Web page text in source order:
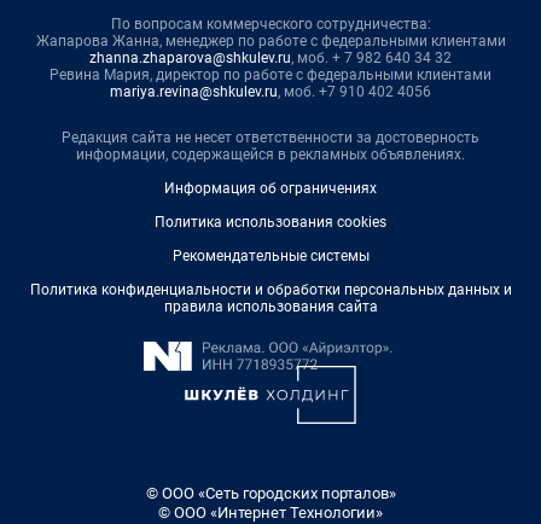
По вопросам коммерческого сотрудничества:
Жапарова Жанна, менеджер по работе с федеральными клиентами
zhanna.zhaparova@shkulev.ru, моб. + 7 982 640 34 32
Ревина Мария, директор по работе с федеральными клиентами
mariya.revina@shkulev.ru, моб. +7 910 402 4056
Редакция сайта не несет ответственности за достоверность
информации, содержащейся в рекламных объявлениях.
Информация об ограничениях
Политика использования cookies
Рекомендательные системы
Политика конфиденциальности и обработки персональных данных и
правила использования сайта
© ООО «Сеть городских порталов»
© ООО «Интернет Технологии»